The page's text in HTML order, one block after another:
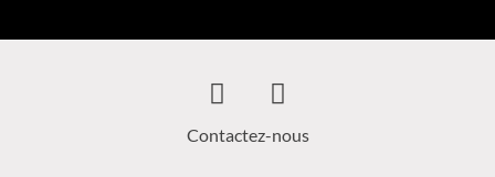
Contactez-nous